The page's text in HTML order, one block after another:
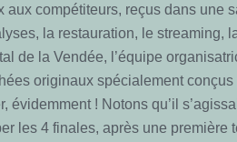
aux compétiteurs, reçus dans une
la restauration, le streaming,
de la Vendée, l’équipe
originaux spécialement
évidemment ! Notons qu’il
les 4 finales, après une